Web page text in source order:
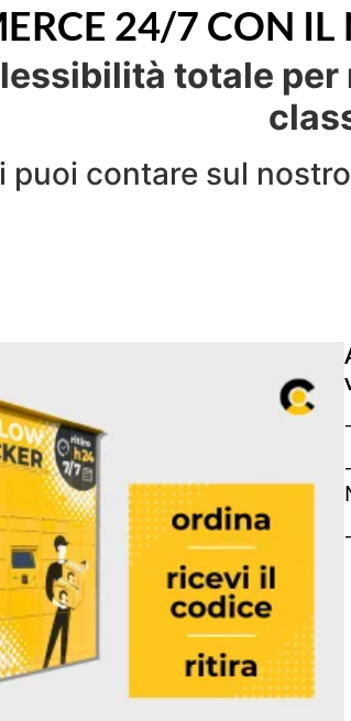
24/7 CON
totale
puoi contare sul nostro